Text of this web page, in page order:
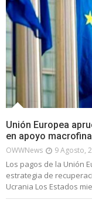
Unión Europea
en apoyo
OWWNews 9 Agosto,
Los pagos de la Unión
estrategia de
Ucrania Los Estados